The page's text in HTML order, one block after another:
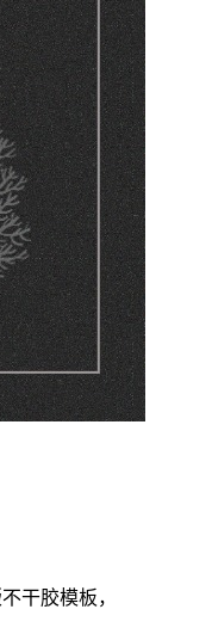
干胶模板，